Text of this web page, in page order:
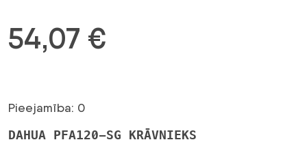
54,07 €
Pieejamība: 0
DAHUA PFA120-SG KRĀVNIEKS